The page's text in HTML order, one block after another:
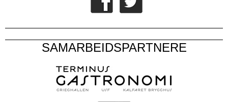
SAMARBEIDSPARTNERE